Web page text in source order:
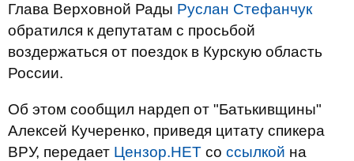
Глава Верховной Рады Руслан Стефанчук
обратился к депутатам с просьбой
воздержаться от поездок в Курскую область
России.
Об этом сообщил нардеп от "Батькивщины"
Алексей Кучеренко, приведя цитату спикера
ВРУ, передает Цензор.НЕТ со ссылкой на